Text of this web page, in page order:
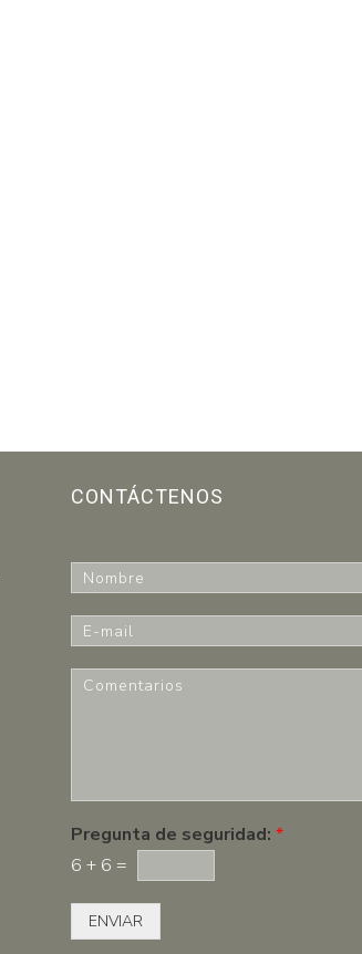
CONTÁCTENOS
o
m
-
m
r
i
o
s
Pregunta de seguridad:*
6 + 6 =
ENVIAR